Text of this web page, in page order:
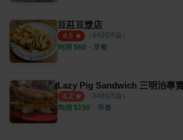
豆莊豆漿店
4.5 （ 44則評論）
均消 $60 ・ 早餐
Lazy Pig Sandwich 三明治專
4.2 （ 34則評論）
均消 $150 ・ 早餐